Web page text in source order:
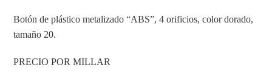
Botón de plástico metalizado “ABS”, 4 orificios, color dorado,
tamaño 20.
PRECIO POR MILLAR